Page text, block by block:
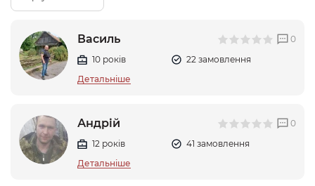
Василь
0
10 років
22 замовлення
Детальніше
Андрій
0
12 років
41 замовлення
Детальніше